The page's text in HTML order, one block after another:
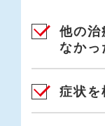
他の治
なかっ
症状を